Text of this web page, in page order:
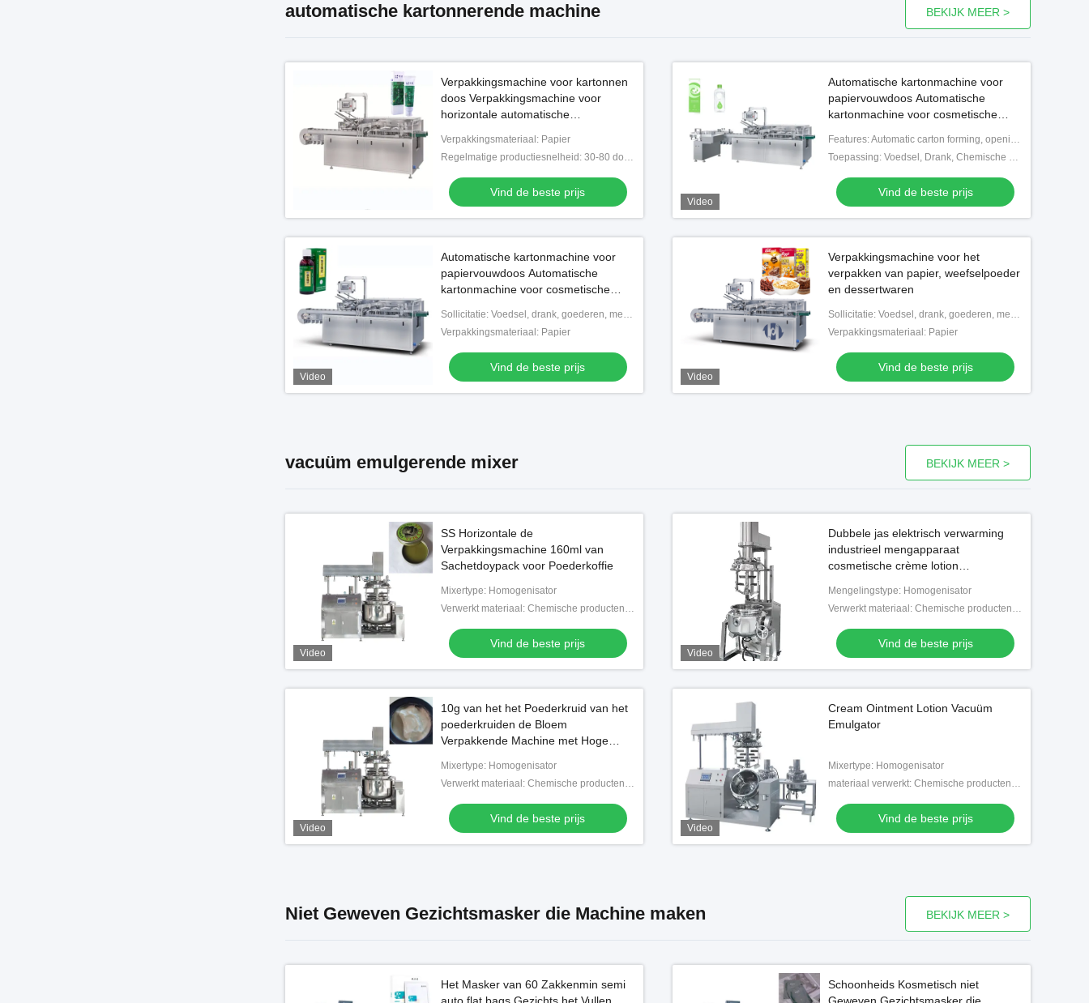
automatische kartonnerende machine BEKIJK MEER >
Verpakkingsmachine voor kartonnen
doos Verpakkingsmachine voor
horizontale automatische
Verpakkingsmateriaal: Papier
Regelmatige productiesnelheid: 30-80 dozen/min
Vind de beste prijs
Video
Automatische kartonmachine voor
papiervouwdoos Automatische
kartonmachine voor cosmetische
Features: Automatic carton forming, opening, filling, sealing, and batch number printing
Toepassing: Voedsel, Drank, Chemische Goederen, Medisch,
Vind de beste prijs
Video
Automatische kartonmachine voor
papiervouwdoos Automatische
kartonmachine voor cosmetische
Sollicitatie: Voedsel, drank, goederen, medisch, chemisch,
Verpakkingsmateriaal: Papier
Vind de beste prijs
Video
Verpakkingsmachine voor het
verpakken van papier, weefselpoeder
en dessertwaren
Sollicitatie: Voedsel, drank, goederen, medisch, chemisch,
Verpakkingsmateriaal: Papier
Vind de beste prijs
vacuüm emulgerende mixer BEKIJK MEER >
Video
SS Horizontale de
Verpakkingsmachine 160ml van
Sachetdoypack voor Poederkoffie
Mixertype: Homogenisator
Verwerkt materiaal: Chemische producten, Voedsel, Geneeskunde
Vind de beste prijs
Video
Dubbele jas elektrisch verwarming
industrieel mengapparaat
cosmetische crème lotion
emulgeren
Mengelingstype: Homogenisator
Verwerkt materiaal: Chemische producten, Voedsel, Geneeskunde
Vind de beste prijs
Video
10g van het het Poederkruid van het
poederkruiden de Bloem
Verpakkende Machine met Hoge
Mixertype: Homogenisator
Verwerkt materiaal: Chemische producten, Voedsel, Geneeskunde
Vind de beste prijs
Video
Cream Ointment Lotion Vacuüm
Emulgator
Mixertype: Homogenisator
materiaal verwerkt: Chemische producten, Voedsel, Geneeskunde
Vind de beste prijs
Niet Geweven Gezichtsmasker die Machine maken BEKIJK MEER >
Het Masker van 60 Zakkenmin semi
Schoonheids Kosmetisch niet